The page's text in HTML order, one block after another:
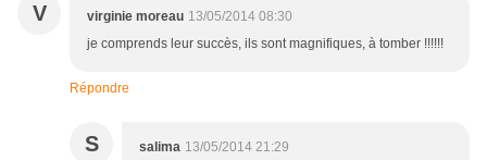
V virginie moreau 13/05/2014 08:30
je comprends leur succès, ils sont magnifiques, à tomber !!!!!!
Répondre
S salima 13/05/2014 21:29